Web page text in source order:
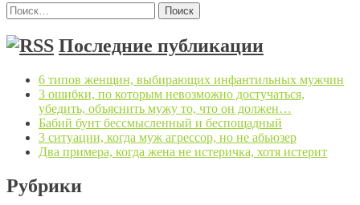
Найти:
Последние публикации
6 типов женщин, выбирающих инфантильных мужчин
3 ошибки, по которым невозможно достучаться,
убедить, объяснить мужу то, что он должен…
Бабий бунт бессмысленный и беспощадный
3 ситуации, когда муж агрессор, но не абьюзер
Два примера, когда жена не истеричка, хотя истерит
Рубрики